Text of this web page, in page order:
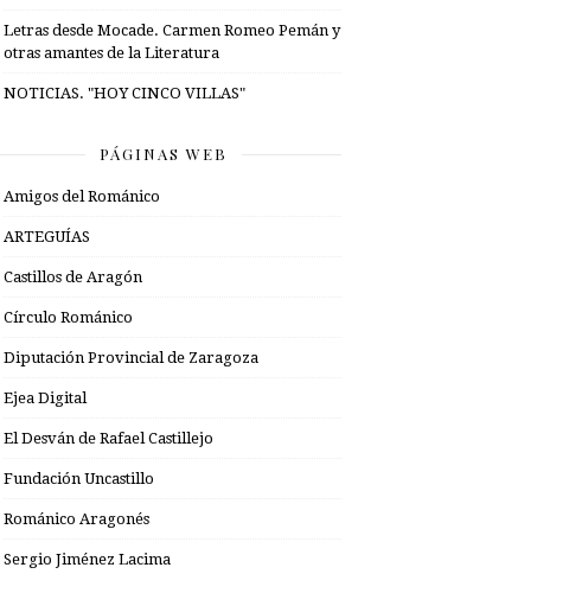
Letras desde Mocade. Carmen Romeo Pemán y
otras amantes de la Literatura
NOTICIAS. "HOY CINCO VILLAS"
PÁGINAS WEB
Amigos del Románico
ARTEGUÍAS
Castillos de Aragón
Círculo Románico
Diputación Provincial de Zaragoza
Ejea Digital
El Desván de Rafael Castillejo
Fundación Uncastillo
Románico Aragonés
Sergio Jiménez Lacima